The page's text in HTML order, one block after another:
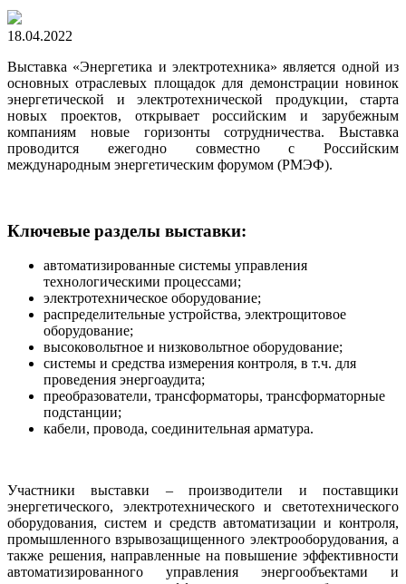
18.04.2022
Выставка «Энергетика и электротехника» является одной из
основных отраслевых площадок для демонстрации новинок
энергетической и электротехнической продукции, старта
новых проектов, открывает российским и зарубежным
компаниям новые горизонты сотрудничества. Выставка
проводится ежегодно совместно с Российским
международным энергетическим форумом (РМЭФ).
Ключевые разделы выставки:
автоматизированные системы управления
технологическими процессами;
электротехническое оборудование;
распределительные устройства, электрощитовое
оборудование;
высоковольтное и низковольтное оборудование;
системы и средства измерения контроля, в т.ч. для
проведения энергоаудита;
преобразователи, трансформаторы, трансформаторные
подстанции;
кабели, провода, соединительная арматура.
Участники выставки – производители и поставщики
энергетического, электротехнического и светотехнического
оборудования, систем и средств автоматизации и контроля,
промышленного взрывозащищенного электрооборудования, а
также решения, направленные на повышение эффективности
автоматизированного управления энергообъектами и